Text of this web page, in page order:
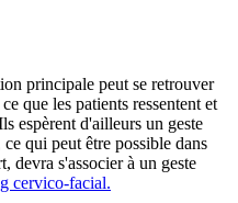
principale peut se retrouver
que les patients ressentent et
espèrent d'ailleurs un geste
qui peut être possible dans
devra s'associer à un geste
cervico-facial.